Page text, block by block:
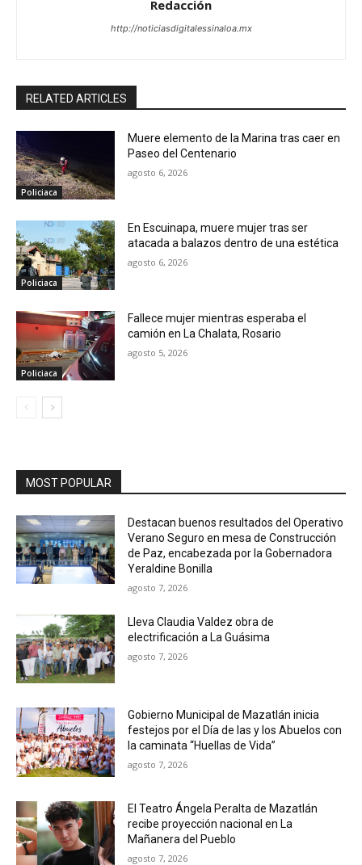
Redacción
http://noticiasdigitalessinaloa.mx
RELATED ARTICLES
Policiaca
Muere elemento de la Marina tras caer en
Paseo del Centenario
agosto 6, 2026
Policiaca
En Escuinapa, muere mujer tras ser
atacada a balazos dentro de una estética
agosto 6, 2026
Policiaca
Fallece mujer mientras esperaba el
camión en La Chalata, Rosario
agosto 5, 2026
MOST POPULAR
Destacan buenos resultados del Operativo
Verano Seguro en mesa de Construcción
de Paz, encabezada por la Gobernadora
Yeraldine Bonilla
agosto 7, 2026
Lleva Claudia Valdez obra de
electrificación a La Guásima
agosto 7, 2026
Gobierno Municipal de Mazatlán inicia
festejos por el Día de las y los Abuelos con
la caminata “Huellas de Vida”
agosto 7, 2026
El Teatro Ángela Peralta de Mazatlán
recibe proyección nacional en La
Mañanera del Pueblo
agosto 7, 2026